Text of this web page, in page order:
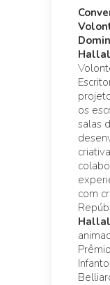
os
salas
com
Hallal